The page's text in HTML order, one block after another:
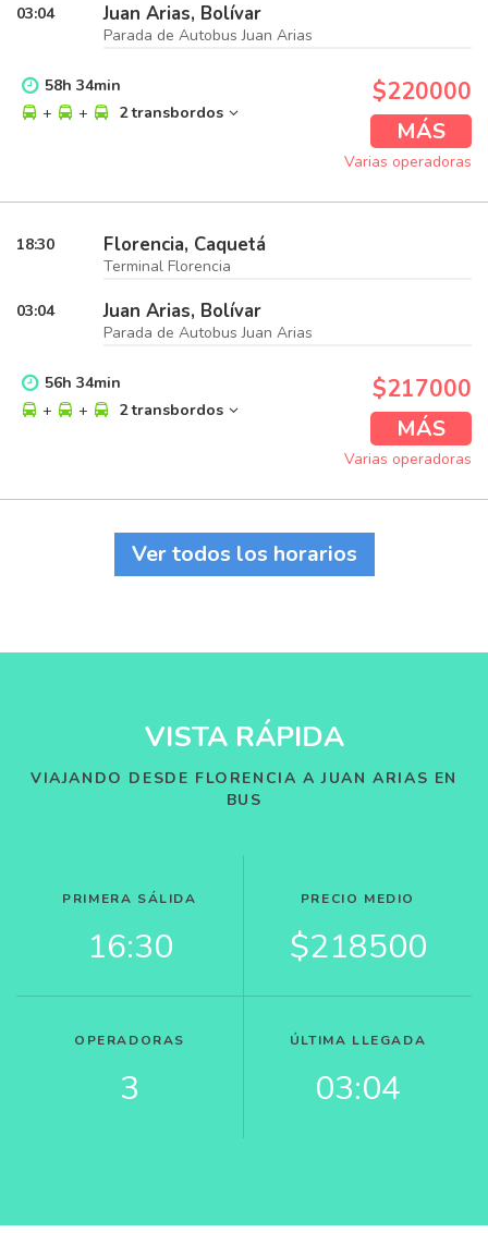
03:04 Juan Arias, Bolívar
Parada de Autobus Juan Arias
58h 34min
+
+ 2 transbordos
$220000
MÁS
Varias operadoras
18:30 Florencia, Caquetá
Terminal Florencia
03:04 Juan Arias, Bolívar
Parada de Autobus Juan Arias
56h 34min
+
+ 2 transbordos
$217000
MÁS
Varias operadoras
Ver todos los horarios
VISTA RÁPIDA
VIAJANDO DESDE FLORENCIA A JUAN ARIAS EN
BUS
PRIMERA SÁLIDA
16:30
PRECIO MEDIO
$218500
OPERADORAS
3
ÚLTIMA LLEGADA
03:04